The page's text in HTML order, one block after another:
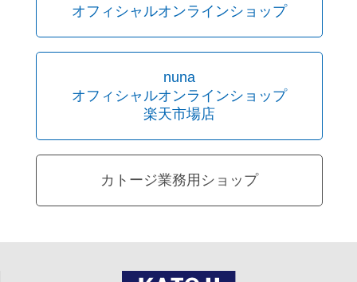
オフィシャルオンラインショップ
nuna
オフィシャルオンラインショップ
楽天市場店
カトージ業務用ショップ